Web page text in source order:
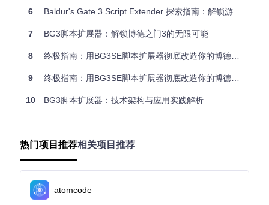
通信协议"，就像为这些独立系统建立了"神经网络"，实现了数
据和事件的无缝流转。
通过这一机制，开发者可以实现：
战斗事件触发剧情变化
UI元素反映隐藏游戏状态
这种系统间的深度整合，打破了传统游戏中各模块间的壁垒，
在多人游戏中，自定义内容的同步是一大挑战。BG3SE采
用"权威服务器-分布式确认"模型，就像为多人游戏建立了"真
相锚点"，确保所有玩家看到一致的游戏状态。
这一机制的工作原理是：
6 Baldur's Gate 3 Script Extender 探索指南：解锁游戏定制的无限可能
7 BG3脚本扩展器：解锁博德之门3的无限可能
8 终极指南：用BG3SE脚本扩展器彻底改造你的博德之门3游戏体验
9 终极指南：用BG3SE脚本扩展器彻底改造你的博德之门3游戏体验
10 BG3脚本扩展器：技术架构与应用实践解析
热门项目推荐相关项目推荐
atomcode